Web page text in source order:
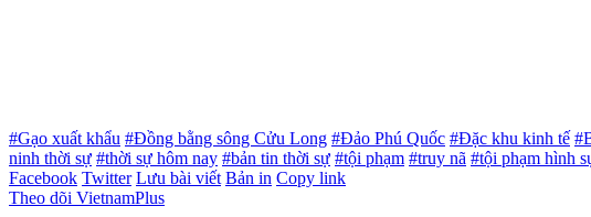
#Gạo xuất khẩu #Đồng bằng sông Cửu Long #Đảo Phú Quốc #Đặc khu kinh tế
ninh thời sự #thời sự hôm nay #bản tin thời sự #tội phạm #truy nã #tội phạm hình
Facebook Twitter Lưu bài viết Bản in Copy link
Theo dõi VietnamPlus